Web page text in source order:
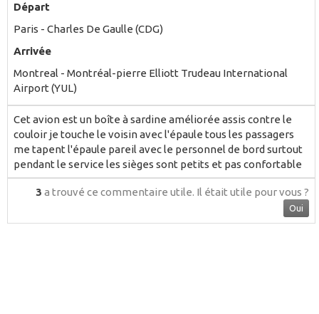
Départ
Paris - Charles De Gaulle (CDG)
Arrivée
Montreal - Montréal-pierre Elliott Trudeau International
Airport (YUL)
Cet avion est un boîte à sardine améliorée assis contre le
couloir je touche le voisin avec l'épaule tous les passagers
me tapent l'épaule pareil avec le personnel de bord surtout
pendant le service les sièges sont petits et pas confortable
3 a trouvé ce commentaire utile. Il était utile pour vous ?
Oui